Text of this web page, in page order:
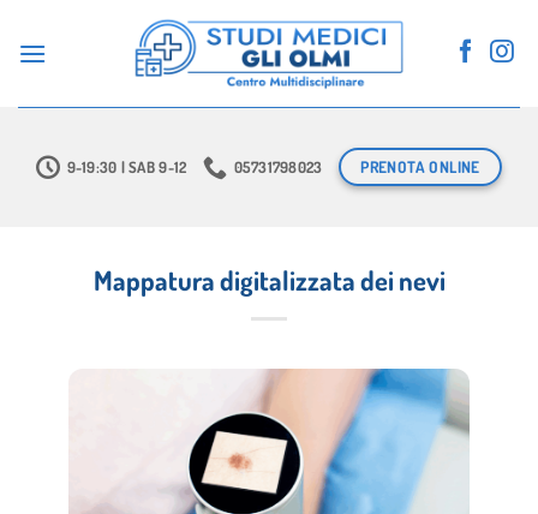
9-19:30 | SAB 9-12 05731798023 PRENOTA ONLINE
Mappatura digitalizzata dei nevi